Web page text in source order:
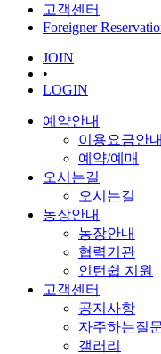
고객센터
Foreigner
JOIN
•
LOGIN
예약안내
이용요금안내
예약/예매
오시는길
오시는길
농장안내
농장안내
협력기관
인턴쉽 지원
고객센터
공지사항
자주하는질
갤러리